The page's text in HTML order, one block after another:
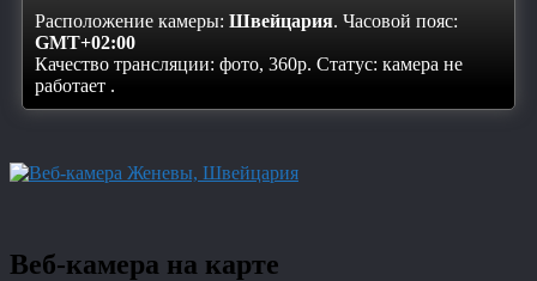
Расположение камеры: Швейцария. Часовой пояс:
GMT+02:00
Качество трансляции: фото, 360p. Статус: камера не
работает .
Веб-камера на карте